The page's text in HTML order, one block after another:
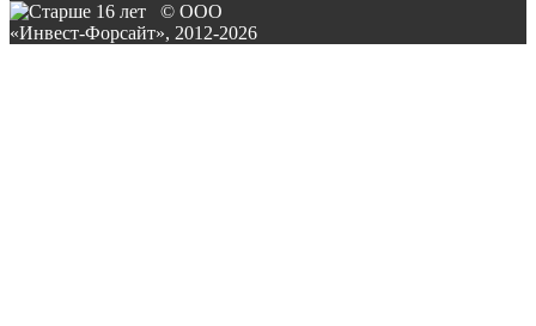
© ООО
«Инвест-Форсайт», 2012-2026